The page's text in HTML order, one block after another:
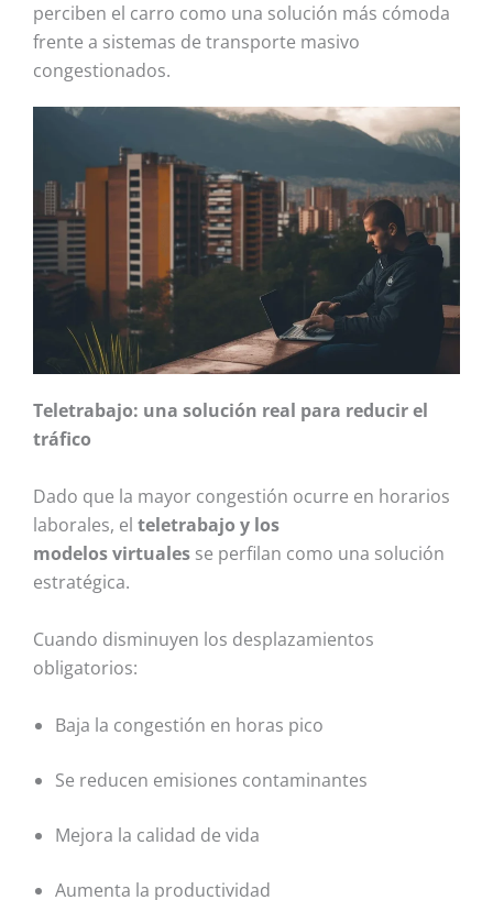
perciben el carro como una solución más cómoda
frente a sistemas de transporte masivo
congestionados.
Teletrabajo: una solución real para reducir el
tráfico
Dado que la mayor congestión ocurre en horarios
laborales, el teletrabajo y los
modelos virtuales se perfilan como una solución
estratégica.
Cuando disminuyen los desplazamientos
obligatorios:
Baja la congestión en horas pico
Se reducen emisiones contaminantes
Mejora la calidad de vida
Aumenta la productividad